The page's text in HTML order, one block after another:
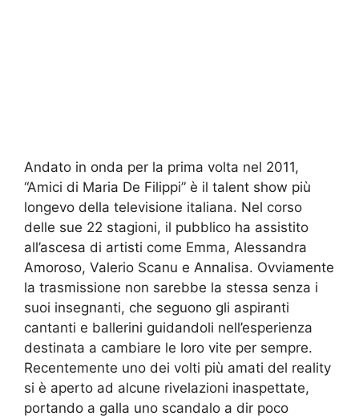
Andato in onda per la prima volta nel 2011,
“Amici di Maria De Filippi” è il talent show più
longevo della televisione italiana. Nel corso
delle sue 22 stagioni, il pubblico ha assistito
all’ascesa di artisti come Emma, Alessandra
Amoroso, Valerio Scanu e Annalisa. Ovviamente
la trasmissione non sarebbe la stessa senza i
suoi insegnanti, che seguono gli aspiranti
cantanti e ballerini guidandoli nell’esperienza
destinata a cambiare le loro vite per sempre.
Recentemente uno dei volti più amati del reality
si è aperto ad alcune rivelazioni inaspettate,
portando a galla uno scandalo a dir poco